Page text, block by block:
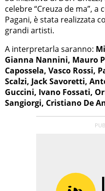
celebre “Creuza de ma”,
Pagani, è stata realizzata
grandi artisti.
A interpretarla saranno:
Gianna Nannini, Mauro
Capossela, Vasco Rossi,
Scalzi, Jack Savoretti,
Guccini, Ivano Fossati,
Sangiorgi, Cristiano De